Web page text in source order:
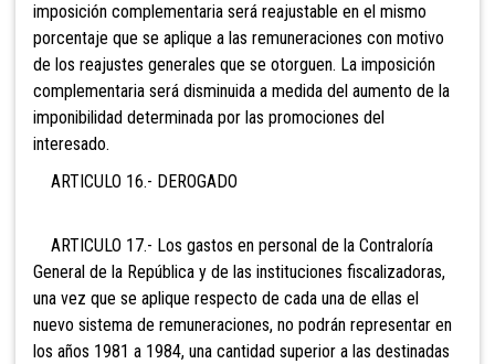
imposición complementaria será reajustable en el mismo
porcentaje que se aplique a las remuneraciones con motivo
de los reajustes generales que se otorguen. La imposición
complementaria será disminuida a medida del aumento de la
imponibilidad determinada por las promociones del
interesado.
ARTICULO 16.- DEROGADO
ARTICULO 17.- Los gastos en personal de la Contraloría
General de la República y de las instituciones fiscalizadoras,
una vez que se aplique respecto de cada una de ellas el
nuevo sistema de remuneraciones, no podrán representar en
los años 1981 a 1984, una cantidad superior a las destinadas